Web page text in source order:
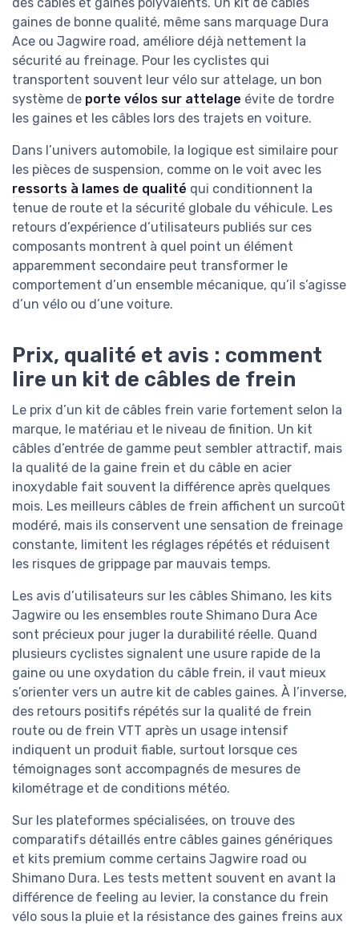
gaines de bonne qualité, même sans marquage Dura
Ace ou Jagwire road, améliore déjà nettement la
sécurité au freinage. Pour les cyclistes qui
transportent souvent leur vélo sur attelage, un bon
système de porte vélos sur attelage évite de tordre
les gaines et les câbles lors des trajets en voiture.
Dans l’univers automobile, la logique est similaire pour
les pièces de suspension, comme on le voit avec les
ressorts à lames de qualité qui conditionnent la
tenue de route et la sécurité globale du véhicule. Les
retours d’expérience d’utilisateurs publiés sur ces
composants montrent à quel point un élément
apparemment secondaire peut transformer le
comportement d’un ensemble mécanique, qu’il s’agisse
d’un vélo ou d’une voiture.
Prix, qualité et avis : comment
lire un kit de câbles de frein
Le prix d’un kit de câbles frein varie fortement selon la
marque, le matériau et le niveau de finition. Un kit
câbles d’entrée de gamme peut sembler attractif, mais
la qualité de la gaine frein et du câble en acier
inoxydable fait souvent la différence après quelques
mois. Les meilleurs câbles de frein affichent un surcoût
modéré, mais ils conservent une sensation de freinage
constante, limitent les réglages répétés et réduisent
les risques de grippage par mauvais temps.
Les avis d’utilisateurs sur les câbles Shimano, les kits
Jagwire ou les ensembles route Shimano Dura Ace
sont précieux pour juger la durabilité réelle. Quand
plusieurs cyclistes signalent une usure rapide de la
gaine ou une oxydation du câble frein, il vaut mieux
s’orienter vers un autre kit de cables gaines. À l’inverse,
des retours positifs répétés sur la qualité de frein
route ou de frein VTT après un usage intensif
indiquent un produit fiable, surtout lorsque ces
témoignages sont accompagnés de mesures de
kilométrage et de conditions météo.
Sur les plateformes spécialisées, on trouve des
comparatifs détaillés entre câbles gaines génériques
et kits premium comme certains Jagwire road ou
Shimano Dura. Les tests mettent souvent en avant la
différence de feeling au levier, la constance du frein
vélo sous la pluie et la résistance des gaines freins aux